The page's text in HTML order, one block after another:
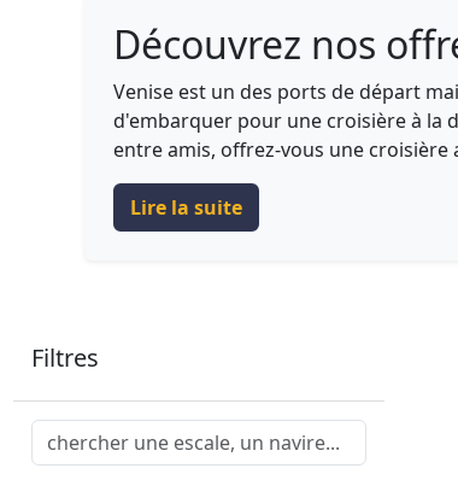
Découvrez nos
Venise est un des ports de départ
d'embarquer pour une croisière à la
entre amis, offrez-vous une croisière
Lire la suite
Filtres